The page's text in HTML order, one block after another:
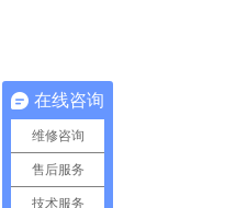
在线咨询
维修咨询
售后服务
技术服务